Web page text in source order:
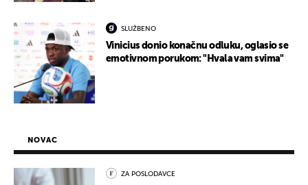
SLUŽBENO
Vinicius donio konačnu odluku, oglasio se
emotivnom porukom: "Hvala vam svima"
NOVAC
ZA POSLODAVCE